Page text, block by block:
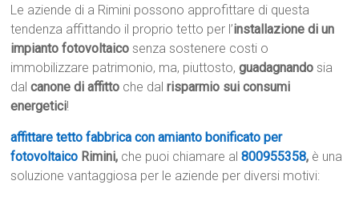
Le aziende di a Rimini possono approfittare di questa
tendenza affittando il proprio tetto per l’installazione di un
impianto fotovoltaico senza sostenere costi o
immobilizzare patrimonio, ma, piuttosto,guadagnando sia
dalcanone di affitto che dalrisparmio sui consumi
energetici!
affittare tetto fabbrica con amianto bonificato per
fotovoltaico Rimini, che puoi chiamare al800955358, è una
soluzione vantaggiosa per le aziende per diversi motivi: